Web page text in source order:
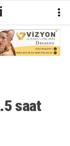
saat